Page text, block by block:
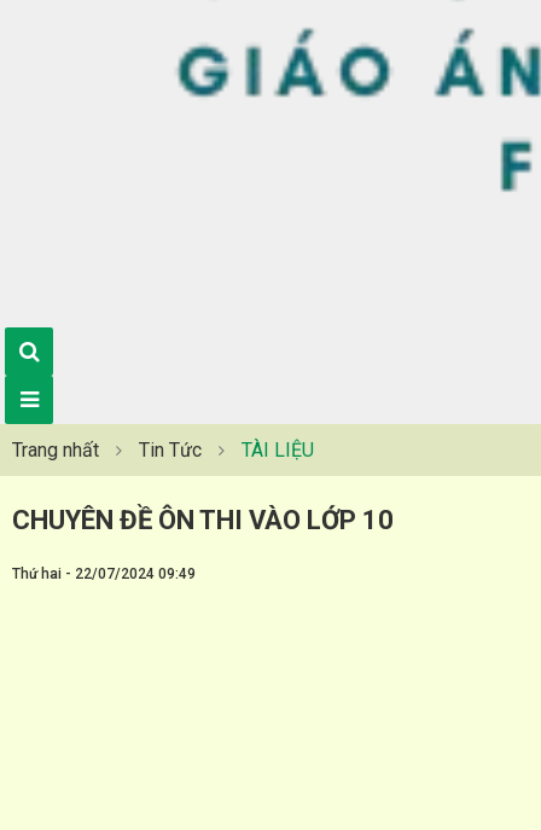
Trang nhất Tin Tức TÀI LIỆU
CHUYÊN ĐỀ ÔN THI VÀO LỚP 10
Thứ hai - 22/07/2024 09:49